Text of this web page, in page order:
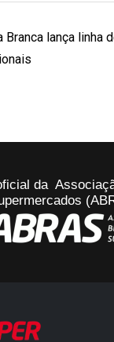
Branca lança linha
da